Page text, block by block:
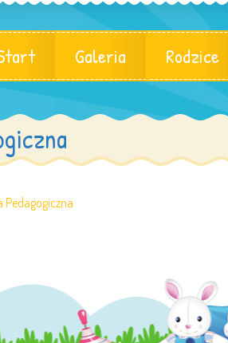
Galeria Rodzice
Pedagogiczna